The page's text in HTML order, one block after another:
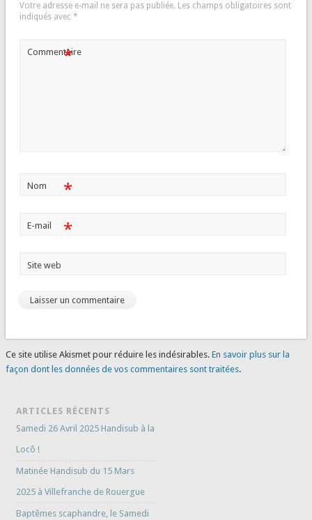
Votre adresse e-mail ne sera pas publiée. Les champs obligatoires sont
indiqués avec *
Commentaire
*
Nom *
E-mail *
Site web
Ce site utilise Akismet pour réduire les indésirables. En savoir plus sur la
façon dont les données de vos commentaires sont traitées.
ARTICLES RÉCENTS
Samedi 26 Avril 2025 Handisub à la
Locô !
Matinée Handisub du 15 Mars
2025 à Villefranche de Rouergue
Baptêmes scaphandre, le Samedi